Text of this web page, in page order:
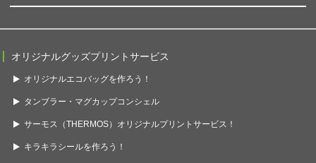
オリジナルグッズプリントサービス
オリジナルエコバッグを作ろう！
タンブラー・マグカップコンシェル
サーモス（THERMOS）オリジナルプリントサービス！
キラキラシールを作ろう！